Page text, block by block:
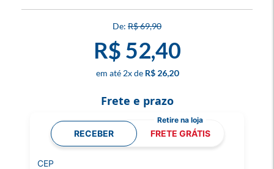
R$ 69,90
R$ 52,40
2x R$ 26,20
Frete e prazo
RECEBER FRETE GRÁTIS
CEP